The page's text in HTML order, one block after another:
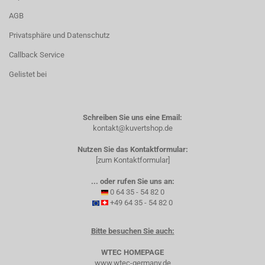
AGB
Privatsphäre und Datenschutz
Callback Service
Gelistet bei
Schreiben Sie uns eine Email:
kontakt@kuvertshop.de
Nutzen Sie das Kontaktformular:
[zum Kontaktformular]
... oder rufen Sie uns an:
0 64 35 - 54 82 0
+49 64 35 - 54 82 0
Bitte besuchen Sie auch:
WTEC HOMEPAGE
www.wtec-germany.de